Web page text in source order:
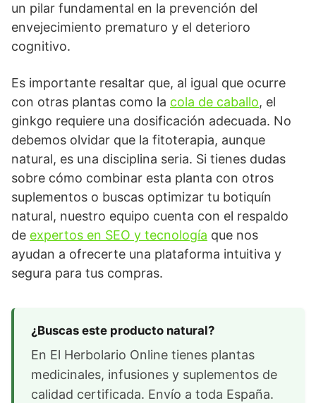
un pilar fundamental en la prevención del
envejecimiento prematuro y el deterioro
cognitivo.
Es importante resaltar que, al igual que ocurre
con otras plantas como la cola de caballo, el
ginkgo requiere una dosificación adecuada. No
debemos olvidar que la fitoterapia, aunque
natural, es una disciplina seria. Si tienes dudas
sobre cómo combinar esta planta con otros
suplementos o buscas optimizar tu botiquín
natural, nuestro equipo cuenta con el respaldo
de expertos en SEO y tecnología que nos
ayudan a ofrecerte una plataforma intuitiva y
segura para tus compras.
¿Buscas este producto natural?
En El Herbolario Online tienes plantas
medicinales, infusiones y suplementos de
calidad certificada. Envío a toda España.